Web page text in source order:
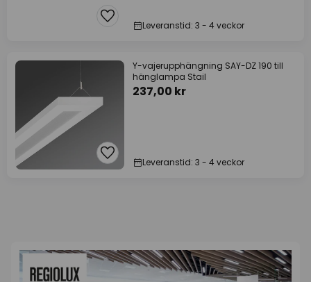
Leveranstid: 3 - 4 veckor
Y-vajerupphängning SAY-DZ 190 till
hänglampa Stail
237,00 kr
Leveranstid: 3 - 4 veckor